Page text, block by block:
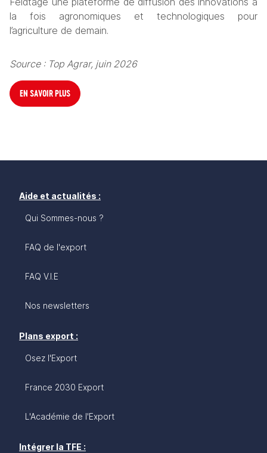
la fois agronomiques et technologiques pour
l’agriculture de demain.
Source : Top Agrar, juin 2026
EN SAVOIR PLUS
Aide et actualités :
Qui Sommes-nous ?
FAQ de l'export
FAQ V.I.E
Nos newsletters
Plans export :
Osez l'Export
France 2030 Export
L'Académie de l'Export
Intégrer la TFE :